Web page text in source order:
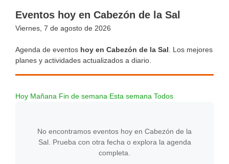
Eventos hoy en Cabezón de la Sal
Viernes, 7 de agosto de 2026
Agenda de eventos hoy en Cabezón de la Sal . Los mejores
planes y actividades actualizados a diario.
Hoy Mañana Fin de semana Esta semana Todos
No encontramos eventos hoy en Cabezón de la
Sal. Prueba con otra fecha o explora la agenda
completa.